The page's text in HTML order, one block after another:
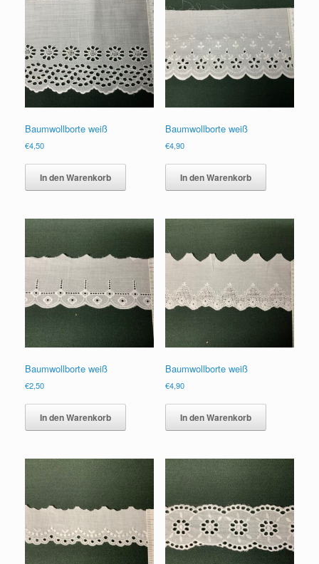
Baumwollborte weiß
€4,50
In den Warenkorb
Baumwollborte weiß
€4,90
In den Warenkorb
Baumwollborte weiß
€2,50
In den Warenkorb
Baumwollborte weiß
€4,90
In den Warenkorb